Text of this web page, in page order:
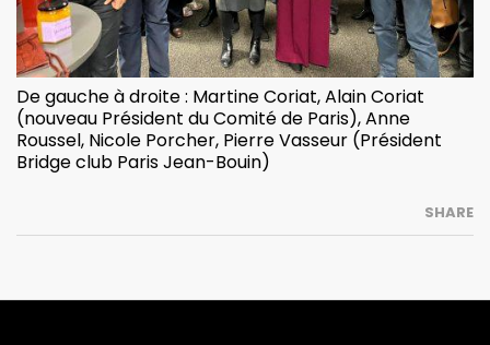
De gauche à droite : Martine Coriat, Alain Coriat
(nouveau Président du Comité de Paris), Anne
Roussel, Nicole Porcher, Pierre Vasseur (Président
Bridge club Paris Jean-Bouin)
SHARE